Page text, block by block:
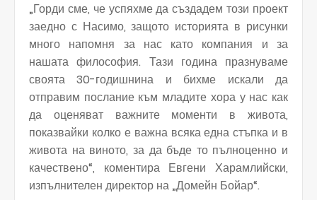
„Горди сме, че успяхме да създадем този проект
заедно с Насимо, защото историята в рисунки
много напомня за нас като компания и за
нашата философия. Тази година празнуваме
своята 30-годишнина и бихме искали да
отправим послание към младите хора у нас как
да оценяват важните моменти в живота,
показвайки колко е важна всяка една стъпка и в
живота на виното, за да бъде то пълноценно и
качествено“, коментира Евгени Харамлийски,
изпълнителен директор на „Домейн Бойар“.